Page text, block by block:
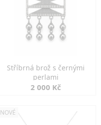
Stříbrná brož s černými
perlami
2 000 Kč
NOVÉ